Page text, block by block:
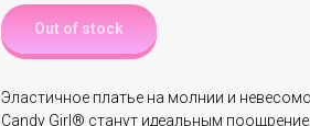
Out of stock
Эластичное платье на молнии и
Candy Girl® станут идеальным